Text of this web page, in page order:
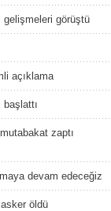
gelişmeleri görüştü
açıklama
başlattı
zaptı
devam edeceğiz
öldü